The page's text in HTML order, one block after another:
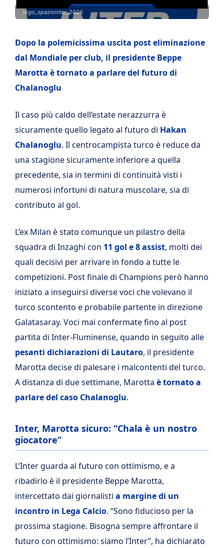
logo_spaziointer_2026
Dopo la polemicissima uscita post eliminazione
dal Mondiale per club, il presidente Beppe
Marotta è tornato a parlare del futuro di
Chalanoglu
Il caso più caldo dell’estate nerazzurra è
sicuramente quello legato al futuro di Hakan
Chalanoglu. Il centrocampista turco è reduce da
una stagione sicuramente inferiore a quella
precedente, sia in termini di continuità visti i
numerosi infortuni di natura muscolare, sia di
contributo al gol.
L’ex Milan è stato comunque un pilastro della
squadra di Inzaghi con 11 gol e 8 assist, molti dei
quali decisivi per arrivare in fondo a tutte le
competizioni. Post finale di Champions però hanno
iniziato a inseguirsi diverse voci che volevano il
turco scontento e probabile partente in direzione
Galatasaray. Voci mai confermate fino al post
partita di Inter-Fluminense, quando in seguito alle
pesanti dichiarazioni di Lautaro, il presidente
Marotta decise di palesare i malcontenti del turco.
A distanza di due settimane, Marotta è tornato a
parlare del caso Chalanoglu.
Inter, Marotta sicuro: “Chala è un nostro
giocatore”
L’Inter guarda al futuro con ottimismo, e a
ribadirlo è il presidente Beppe Marotta,
intercettato dai giornalisti a margine di un
incontro in Lega Calcio. “Sono fiducioso per la
prossima stagione. Bisogna sempre affrontare il
futuro con ottimismo: siamo l’Inter”, ha dichiarato